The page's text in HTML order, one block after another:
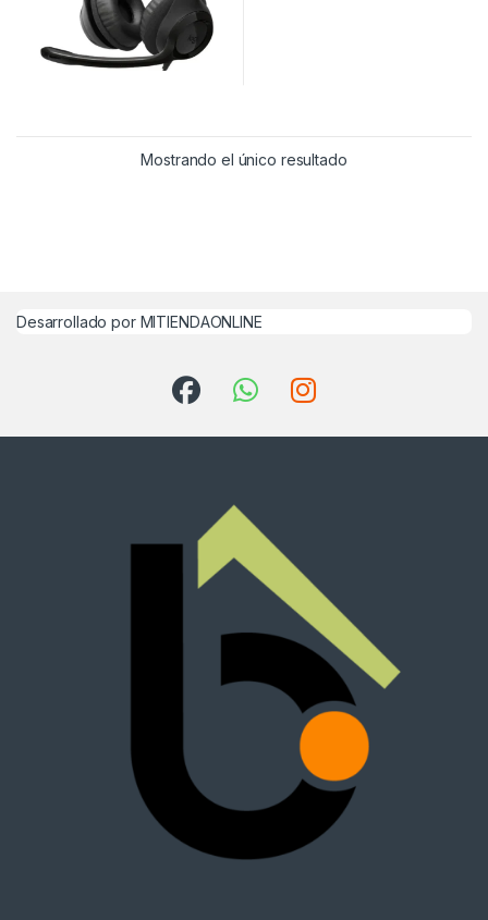
Mostrando el único resultado
Desarrollado por MITIENDAONLINE